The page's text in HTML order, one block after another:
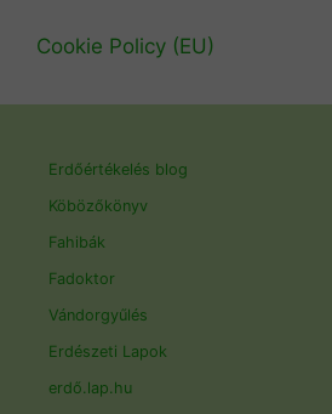
Cookie Policy (EU)
Erdőértékelés blog
Köbözőkönyv
Fahibák
Fadoktor
Vándorgyűlés
Erdészeti Lapok
erdő.lap.hu